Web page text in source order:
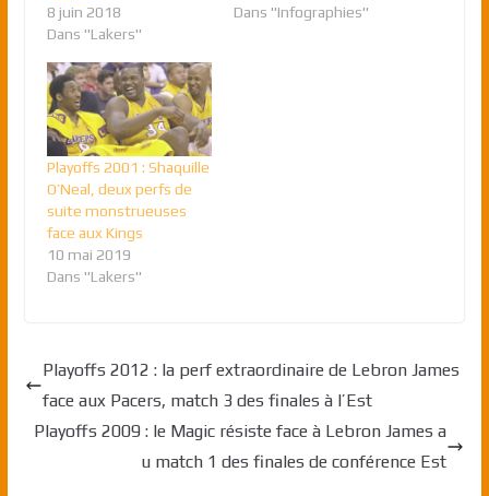
8 juin 2018
Dans "Lakers"
Dans "Infographies"
Playoffs 2001 : Shaquille
O’Neal, deux perfs de
suite monstrueuses
face aux Kings
10 mai 2019
Dans "Lakers"
Playoffs 2012 : la perf extraordinaire de Lebron James
face aux Pacers, match 3 des finales à l’Est
Playoffs 2009 : le Magic résiste face à Lebron James a
u match 1 des finales de conférence Est